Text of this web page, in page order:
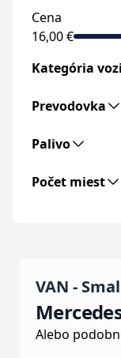
Cena
16,00 €
Kategória
Prevodovka
Palivo
Počet miest
VAN -
Alebo